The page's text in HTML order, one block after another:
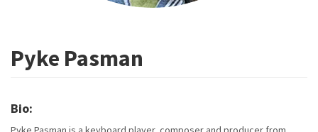
Pyke Pasman
Bio: